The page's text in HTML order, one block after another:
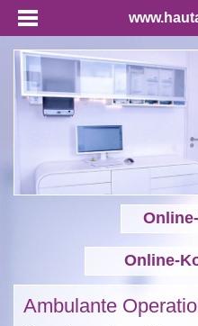
Online-
Ambulante